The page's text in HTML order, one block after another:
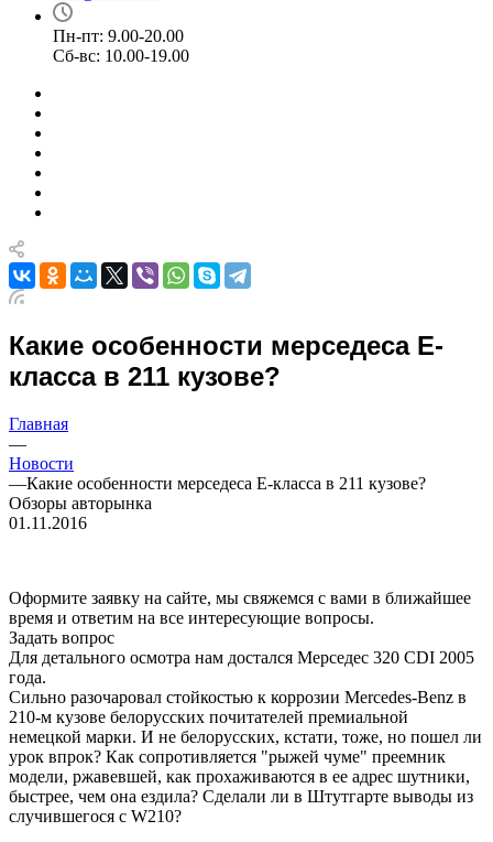
Пн-пт: 9.00-20.00
Сб-вс: 10.00-19.00
Какие особенности мерседеса Е-
класса в 211 кузове?
Главная
—
Новости
—Какие особенности мерседеса Е-класса в 211 кузове?
Обзоры авторынка
01.11.2016
Оформите заявку на сайте, мы свяжемся с вами в ближайшее
время и ответим на все интересующие вопросы.
Задать вопрос
Для детального осмотра нам достался Мерседес 320 CDI 2005
года.
Сильно разочаровал стойкостью к коррозии Mercedes-Benz в
210-м кузове белорусских почитателей премиальной
немецкой марки. И не белорусских, кстати, тоже, но пошел ли
урок впрок? Как сопротивляется "рыжей чуме" преемник
модели, ржавевшей, как прохаживаются в ее адрес шутники,
быстрее, чем она ездила? Сделали ли в Штутгарте выводы из
случившегося с W210?